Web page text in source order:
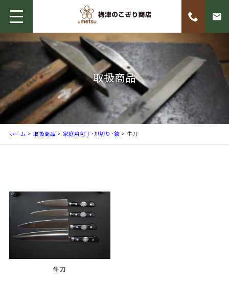
取扱商品
ホーム > 取扱商品 > 家庭用包丁･爪切り･鋏> 牛刀
牛刀